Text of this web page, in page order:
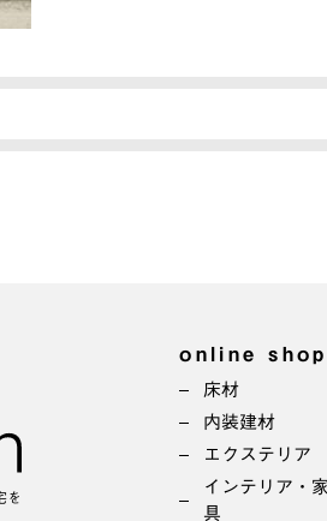
を
online shop
床材
内装建材
エクステリア
インテリア・家
具